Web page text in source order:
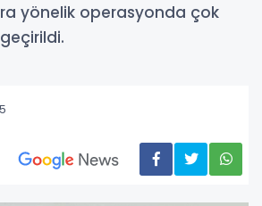
yönelik operasyonda çok